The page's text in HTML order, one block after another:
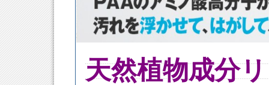
天然植物成分